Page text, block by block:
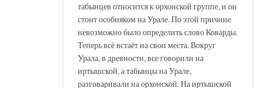
табынцев относится к орхонской группе, и он
стоит особняком на Урале. По этой причине
невозможно было определить слово Коварды.
Теперь всё встаёт на свои места. Вокруг
Урала, в древности, все говорили на
иртышской, а табынцы на Урале,
разговаривали на орхонской. На иртышской